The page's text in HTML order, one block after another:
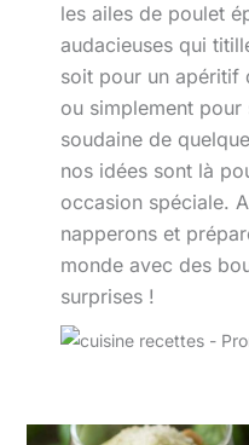
les ailes de poulet
audacieuses qui
soit pour un apéritif
ou simplement
soudaine de
nos idées sont là
occasion spéciale.
napperons et
monde avec des
surprises !